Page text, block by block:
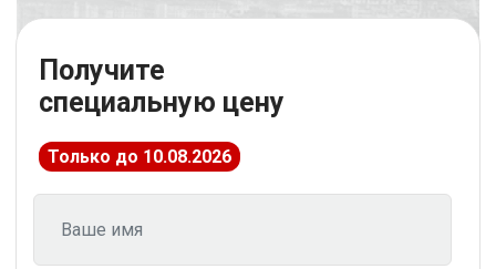
г. Москва
Получите
специальную цену
Только до 10.08.2026